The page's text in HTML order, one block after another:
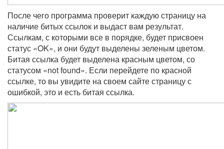
После чего программа проверит каждую страницу на
наличие битых ссылок и выдаст вам результат.
Ссылкам, с которыми все в порядке, будет присвоен
статус «OK», и они будут выделены зеленым цветом.
Битая ссылка будет выделена красным цветом, со
статусом «not found». Если перейдете по красной
ссылке, то вы увидите на своем сайте страницу с
ошибкой, это и есть битая ссылка.